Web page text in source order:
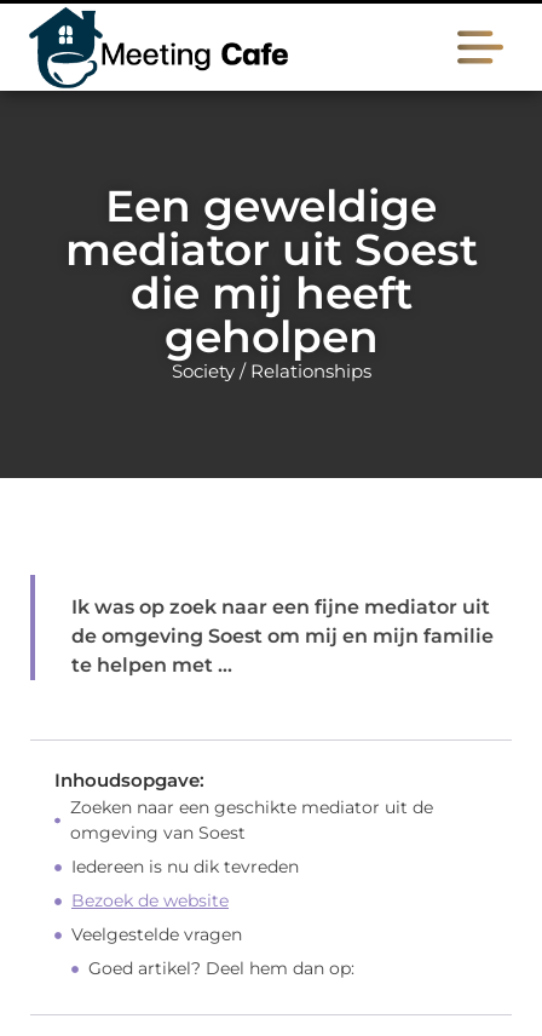
Een geweldige
mediator uit Soest
die mij heeft
geholpen
Society / Relationships
Ik was op zoek naar een fijne mediator uit
de omgeving Soest om mij en mijn familie
te helpen met ...
Inhoudsopgave:
Zoeken naar een geschikte mediator uit de
omgeving van Soest
Iedereen is nu dik tevreden
Bezoek de website
Veelgestelde vragen
Goed artikel? Deel hem dan op: